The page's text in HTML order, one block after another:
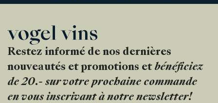
Restez informé de nos dernières
nouveautés et promotions et bénéficiez
de 20.- sur votre prochaine commande
en vous inscrivant à notre newsletter!